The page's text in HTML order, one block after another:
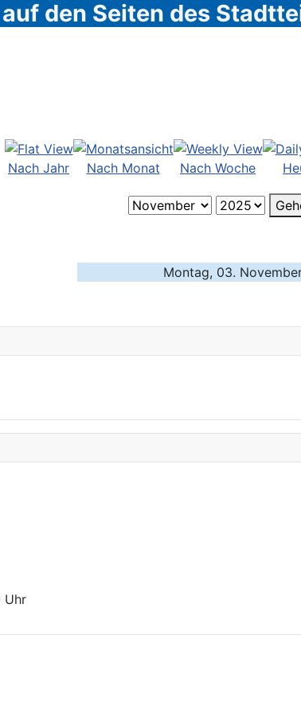
den Seiten des
Nach Jahr Nach Monat Nach Woche
Montag, 03.
Uhr